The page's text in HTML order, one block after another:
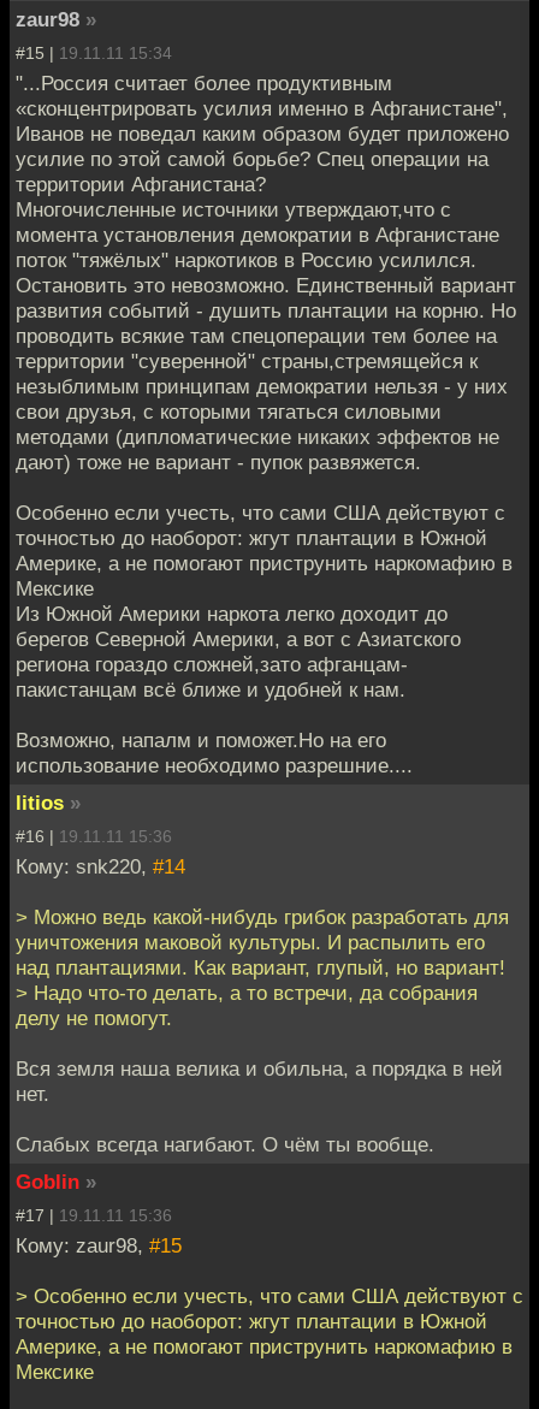
zaur98 »
#15 | 19.11.11 15:34
"...Россия считает более продуктивным
«сконцентрировать усилия именно в Афганистане",
Иванов не поведал каким образом будет приложено
усилие по этой самой борьбе? Спец операции на
территории Афганистана?
Многочисленные источники утверждают,что с
момента установления демократии в Афганистане
поток "тяжёлых" наркотиков в Россию усилился.
Остановить это невозможно. Единственный вариант
развития событий - душить плантации на корню. Но
проводить всякие там спецоперации тем более на
территории "суверенной" страны,стремящейся к
незыблимым принципам демократии нельзя - у них
свои друзья, с которыми тягаться силовыми
методами (дипломатические никаких эффектов не
дают) тоже не вариант - пупок развяжется.
Особенно если учесть, что сами США действуют с
точностью до наоборот: жгут плантации в Южной
Америке, а не помогают приструнить наркомафию в
Мексике
Из Южной Америки наркота легко доходит до
берегов Северной Америки, а вот с Азиатского
региона гораздо сложней,зато афганцам-
пакистанцам всё ближе и удобней к нам.
Возможно, напалм и поможет.Но на его
использование необходимо разрешние....
litios »
#16 | 19.11.11 15:36
Кому: snk220, #14
> Можно ведь какой-нибудь грибок разработать для
уничтожения маковой культуры. И распылить его
над плантациями. Как вариант, глупый, но вариант!
> Надо что-то делать, а то встречи, да собрания
делу не помогут.
Вся земля наша велика и обильна, а порядка в ней
нет.
Слабых всегда нагибают. О чём ты вообще.
Goblin »
#17 | 19.11.11 15:36
Кому: zaur98, #15
> Особенно если учесть, что сами США действуют с
точностью до наоборот: жгут плантации в Южной
Америке, а не помогают приструнить наркомафию в
Мексике